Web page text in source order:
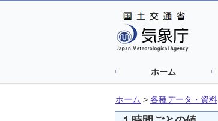
ホーム
ホーム > 各種データ・資料